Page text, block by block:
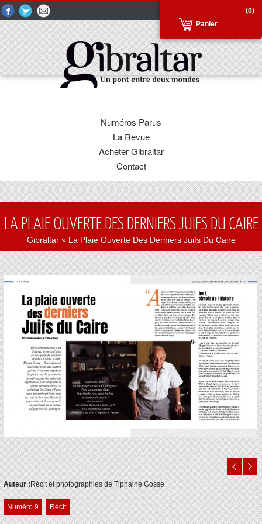
(0)
Panier
Numéros Parus
La Revue
Acheter Gibraltar
Contact
LA PLAIE OUVERTE DES DERNIERS JUIFS DU CAIRE
Gibraltar» La Plaie Ouverte Des Derniers Juifs Du Caire
Auteur :Récit et photographies de Tiphaine Gosse
Numéro 9 Récit